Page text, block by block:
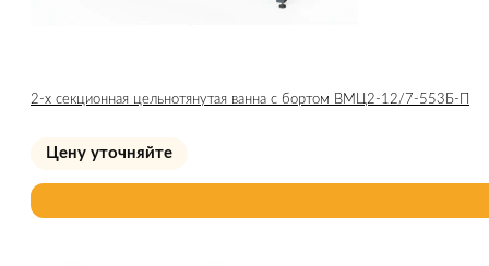
2-х секционная цельнотянутая ванна с бортом ВМЦ2-12/7-553Б-П
Цену уточняйте